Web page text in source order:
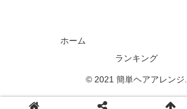
ホーム
ランキング
© 2021 簡単ヘアアレンジ.